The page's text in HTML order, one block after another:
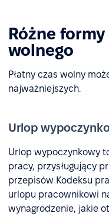
Różne
wolnego
Płatny czas wolny
najważniejszych.
Urlop
Urlop wypoczynkowy
pracy, przysługujący
przepisów Kodeksu
urlopu pracownikowi
wynagrodzenie, jakie